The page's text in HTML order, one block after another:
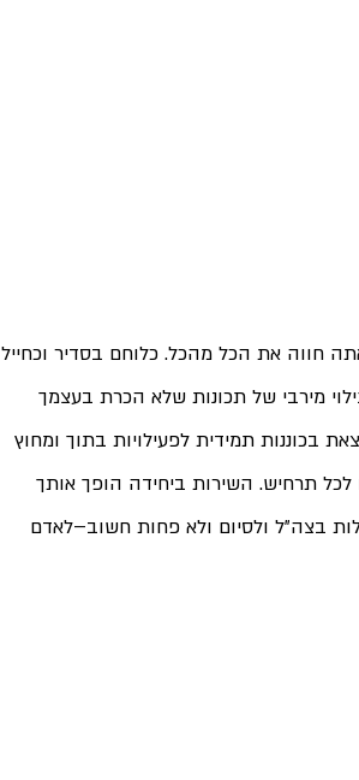
חווה את הכל מהכל. כלוחם בסדיר וכחייל
מירבי של תכונות שלא הכרת בעצמך
בכוננות תמידית לפעילויות בתוך ומחוץ
לכל תרחיש. השירות ביחידה הופך אותך
בצה"ל ולסיום ולא פחות חשוב–לאדם